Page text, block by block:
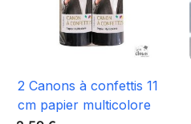
2 Canons à confettis 11
cm papier multicolore